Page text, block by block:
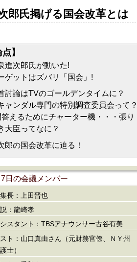
郎氏掲げる国会改革とは
点】
進次郎氏が動いた!
ゲットはズバリ「国会」!
討論はTVのゴールデンタイムに？
ャンダル専門の特別調査委員会って？
答えるためにチャーター機・・・張り
大臣ってなに？
郎の国会改革に迫る！
日の会議メンバー
長：上田晋也
：龍崎孝
スタント：TBSアナウンサー古谷有美
ト：山口真由さん（元財務官僚、ＮＹ州
士）